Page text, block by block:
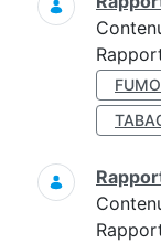
FUMO